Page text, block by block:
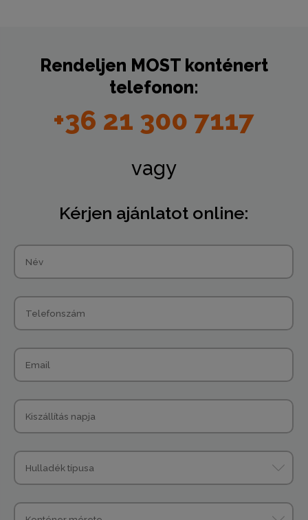
Rendeljen MOSTkonténert
telefonon:
+36 21 300 7117
vagy
Kérjen ajánlatot online: